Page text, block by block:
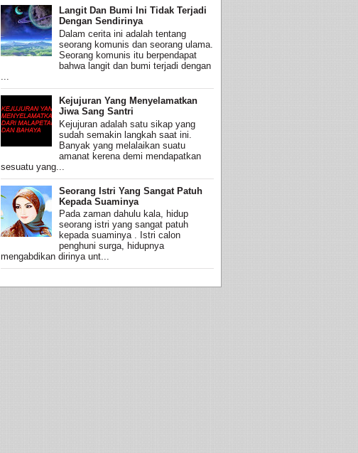
Langit Dan Bumi Ini Tidak Terjadi
Dengan Sendirinya
Dalam cerita ini adalah tentang
seorang komunis dan seorang ulama.
Seorang komunis itu berpendapat
bahwa langit dan bumi terjadi dengan
Kejujuran Yang Menyelamatkan
Jiwa Sang Santri
Kejujuran adalah satu sikap yang
sudah semakin langkah saat ini.
Banyak yang melalaikan suatu
amanat kerena demi mendapatkan
sesuatu yang...
Seorang Istri Yang Sangat Patuh
Kepada Suaminya
Pada zaman dahulu kala, hidup
seorang istri yang sangat patuh
kepada suaminya . Istri calon
penghuni surga, hidupnya
mengabdikan dirinya unt...